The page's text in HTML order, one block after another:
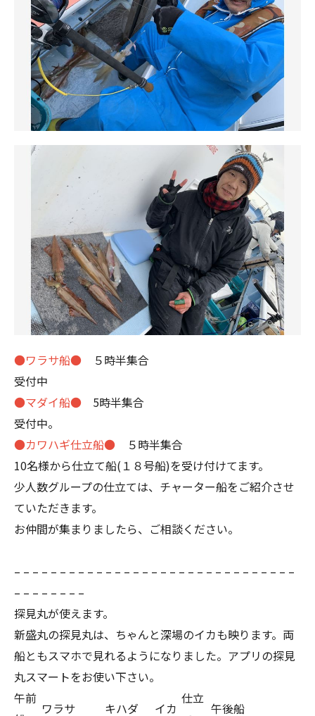
●ワラサ船● ５時半集合
受付中
●マダイ船● 5時半集合
受付中。
●カワハギ仕立船● ５時半集合
10名様から仕立て船(１８号船)を受け付けてます。
少人数グループの仕立ては、チャーター船をご紹介させ
ていただきます。
お仲間が集まりましたら、ご相談ください。
– – – – – – – – – – – – – – – – – – – – – – – – – – – – – – –
– – – – – – – –
探見丸が使えます。
新盛丸の探見丸は、ちゃんと深場のイカも映ります。両
船ともスマホで見れるようになりました。アプリの探見
丸スマートをお使い下さい。
午前
ワラサ キハダ イカ
仕立
午後船